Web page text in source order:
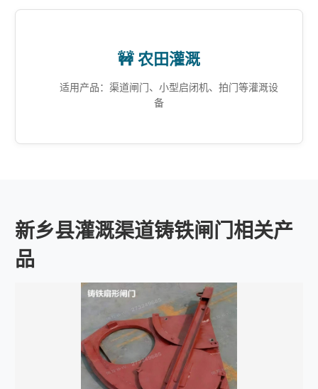
🚧 农田灌溉
适用产品：渠道闸门、小型启闭机、拍门等灌溉设
备
新乡县灌溉渠道铸铁闸门相关产
品